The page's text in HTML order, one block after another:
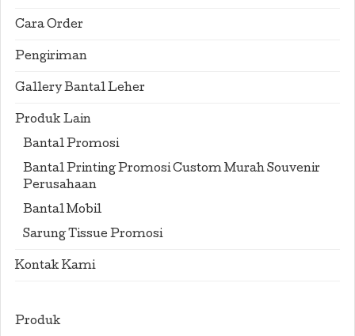
Cara Order
Pengiriman
Gallery Bantal Leher
Produk Lain
Bantal Promosi
Bantal Printing Promosi Custom Murah Souvenir
Perusahaan
Bantal Mobil
Sarung Tissue Promosi
Kontak Kami
Produk